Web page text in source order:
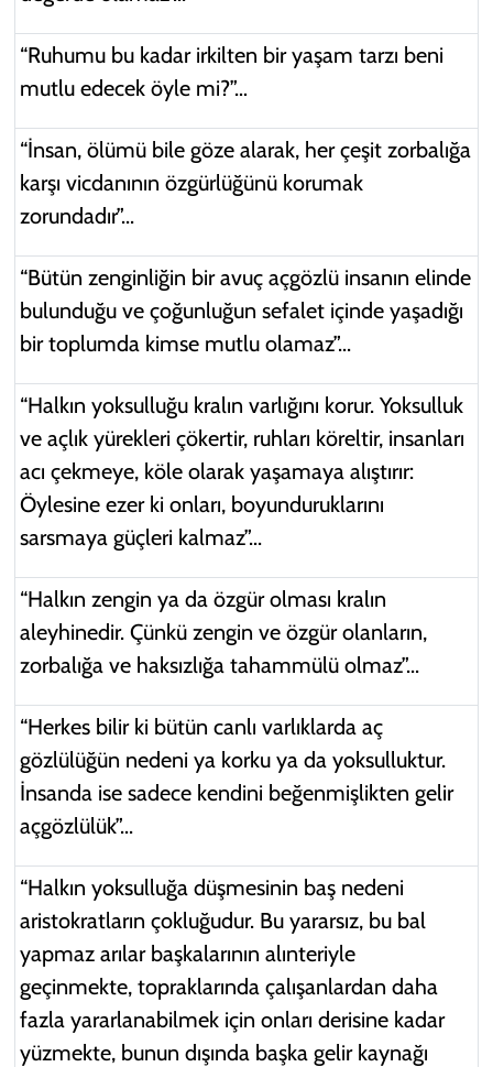
“Ruhumu bu kadar irkilten bir yaşam tarzı beni
mutlu edecek öyle mi?”…
“İnsan, ölümü bile göze alarak, her çeşit zorbalığa
karşı vicdanının özgürlüğünü korumak
zorundadır”...
“Bütün zenginliğin bir avuç açgözlü insanın elinde
bulunduğu ve çoğunluğun sefalet içinde yaşadığı
bir toplumda kimse mutlu olamaz”...
“Halkın yoksulluğu kralın varlığını korur. Yoksulluk
ve açlık yürekleri çökertir, ruhları köreltir, insanları
acı çekmeye, köle olarak yaşamaya alıştırır:
Öylesine ezer ki onları, boyunduruklarını
sarsmaya güçleri kalmaz”...
“Halkın zengin ya da özgür olması kralın
aleyhinedir. Çünkü zengin ve özgür olanların,
zorbalığa ve haksızlığa tahammülü olmaz”...
“Herkes bilir ki bütün canlı varlıklarda aç
gözlülüğün nedeni ya korku ya da yoksulluktur.
İnsanda ise sadece kendini beğenmişlikten gelir
açgözlülük”...
“Halkın yoksulluğa düşmesinin baş nedeni
aristokratların çokluğudur. Bu yararsız, bu bal
yapmaz arılar başkalarının alınteriyle
geçinmekte, topraklarında çalışanlardan daha
fazla yararlanabilmek için onları derisine kadar
yüzmekte, bunun dışında başka gelir kaynağı